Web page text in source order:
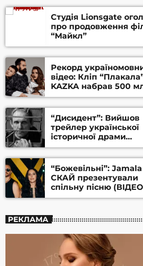
Студія Lionsgate
про продовження
“Майкл”
Рекорд
відео: Кліп
KAZKA набрав 500
переглядів на
“Дисидент”: Вийшов
трейлер української
історичної драми
Станіслава Гуренка
Андрія Алфьорова
“Божевільні”: Jamala
СКАЙ презентували
спільну пісню
РЕКЛАМА